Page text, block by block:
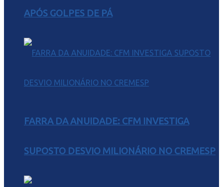
APÓS GOLPES DE PÁ
FARRA DA ANUIDADE: CFM INVESTIGA
SUPOSTO DESVIO MILIONÁRIO NO CREMESP